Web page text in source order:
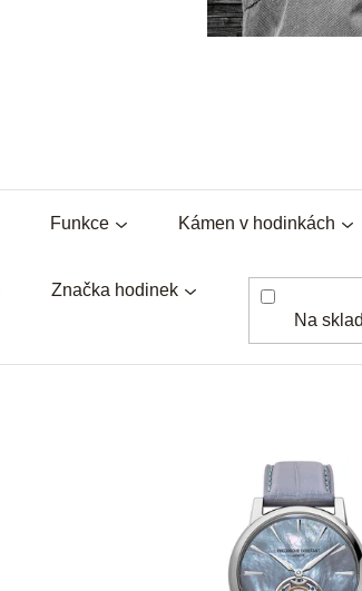
Funkce Kámen v hodinkách
Značka hodinek
Na